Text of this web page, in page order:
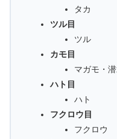
タカ
ツル目
ツル
カモ目
マガモ・
ハト目
ハト
フクロウ目
フクロウ